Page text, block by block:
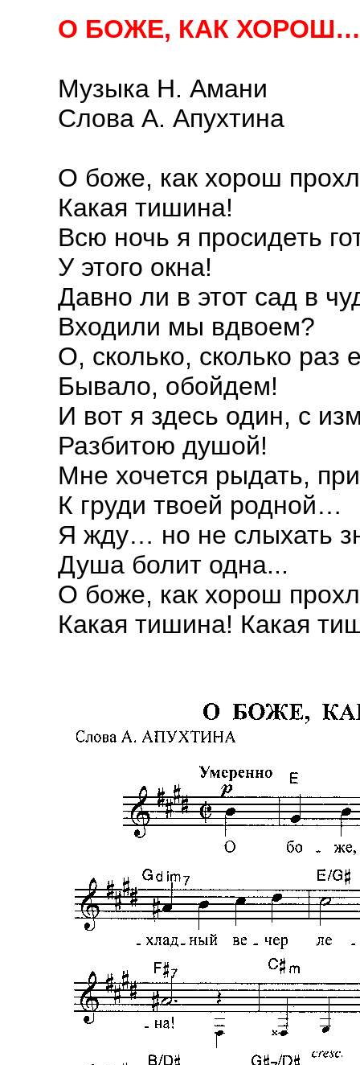
О БОЖЕ, КАК ХОРОШ…
Музыка Н. Амани
Слова А. Апухтина
О боже, как хорош
Какая тишина!
Всю ночь я просидеть
У этого окна!
Давно ли в этот сад в
Входили мы вдвоем?
О, сколько, сколько раз
Бывало, обойдем!
И вот я здесь один, с
Разбитою душой!
Мне хочется рыдать,
К груди твоей родной…
Я жду… но не слыхать
Душа болит одна...
О боже, как хорош
Какая тишина! Какая